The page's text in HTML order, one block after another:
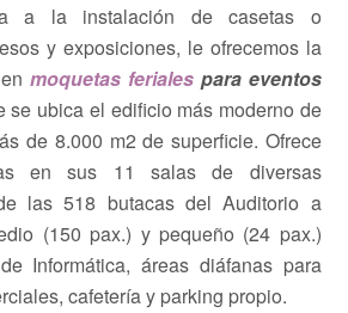
a la instalación de casetas o
y exposiciones, le ofrecemos la
moquetas ferialespara eventos
se ubica el edificio más moderno de
de 8.000 m2 de superficie. Ofrece
en sus 11 salas de diversas
las 518 butacas del Auditorio a
(150 pax.) y pequeño (24 pax.)
Informática, áreas diáfanas para
cafetería y parking propio.